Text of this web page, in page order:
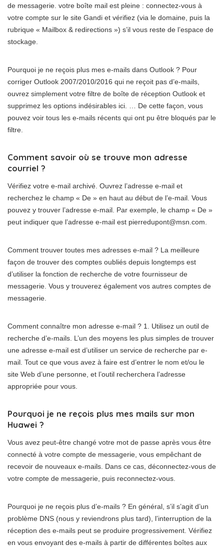
de messagerie. votre boîte mail est pleine : connectez-vous à
votre compte sur le site Gandi et vérifiez (via le domaine, puis la
rubrique « Mailbox & redirections ») s’il vous reste de l’espace de
stockage.
Pourquoi je ne reçois plus mes e-mails dans Outlook ? Pour
corriger Outlook 2007/2010/2016 qui ne reçoit pas d’e-mails,
ouvrez simplement votre filtre de boîte de réception Outlook et
supprimez les options indésirables ici. … De cette façon, vous
pouvez voir tous les e-mails récents qui ont pu être bloqués par le
filtre.
Comment savoir où se trouve mon adresse
courriel ?
Vérifiez votre e-mail archivé. Ouvrez l’adresse e-mail et
recherchez le champ « De » en haut au début de l’e-mail. Vous
pouvez y trouver l’adresse e-mail. Par exemple, le champ « De »
peut indiquer que l’adresse e-mail est pierredupont@msn.com.
Comment trouver toutes mes adresses e-mail ? La meilleure
façon de trouver des comptes oubliés depuis longtemps est
d’utiliser la fonction de recherche de votre fournisseur de
messagerie. Vous y trouverez également vos autres comptes de
messagerie.
Comment connaître mon adresse e-mail ? 1. Utilisez un outil de
recherche d’e-mails. L’un des moyens les plus simples de trouver
une adresse e-mail est d’utiliser un service de recherche par e-
mail. Tout ce que vous avez à faire est d’entrer le nom et/ou le
site Web d’une personne, et l’outil recherchera l’adresse
appropriée pour vous.
Pourquoi je ne reçois plus mes mails sur mon
Huawei ?
Vous avez peut-être changé votre mot de passe après vous être
connecté à votre compte de messagerie, vous empêchant de
recevoir de nouveaux e-mails. Dans ce cas, déconnectez-vous de
votre compte de messagerie, puis reconnectez-vous.
Pourquoi je ne reçois plus d’e-mails ? En général, s’il s’agit d’un
problème DNS (nous y reviendrons plus tard), l’interruption de la
réception des e-mails peut se produire progressivement. Vérifiez
en vous envoyant des e-mails à partir de différentes boîtes aux